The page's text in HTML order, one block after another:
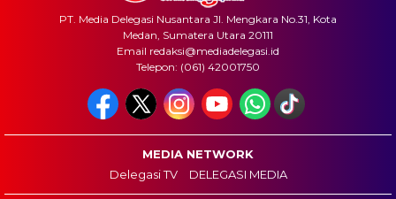
PT. Media Delegasi Nusantara Jl. Mengkara No.31, Kota
Medan, Sumatera Utara 20111
Email redaksi@mediadelegasi.id
Telepon: (061) 42001750
MEDIA NETWORK
Delegasi TV
DELEGASI MEDIA